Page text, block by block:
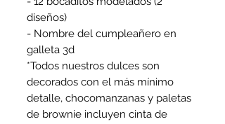
diseños)
- Nombre del cumpleañero en
galleta 3d
*Todos nuestros dulces son
decorados con el más mínimo
detalle, chocomanzanas y paletas
de brownie incluyen cinta de